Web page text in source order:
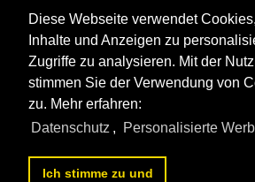
Diese Webseite verwendet
Inhalte und Anzeigen zu
Zugriffe zu analysieren. Mit der
stimmen Sie der Verwendung von
zu. Mehr erfahren:
Datenschutz , Personalisierte
Ich stimme zu und